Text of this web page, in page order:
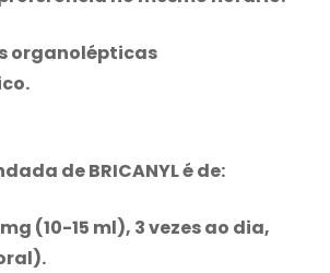
organolépticas
de BRICANYL é de:
(10-15 ml), 3 vezes ao dia,